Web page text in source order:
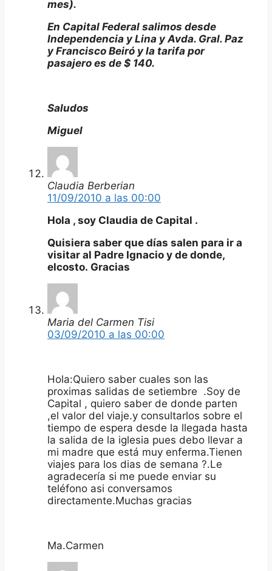
mes).
En Capital Federal salimos desde
Independencia y Lina y Avda. Gral. Paz
y Francisco Beiró y la tarifa por
pasajero es de $ 140.
Saludos
Miguel
Claudia Berberian
11/09/2010 a las 00:00
Hola , soy Claudia de Capital .
Quisiera saber que días salen para ir a
visitar al Padre Ignacio y de donde,
elcosto. Gracias
Maria del Carmen Tisi
03/09/2010 a las 00:00
Hola:Quiero saber cuales son las
proximas salidas de setiembre .Soy de
Capital , quiero saber de donde parten
,el valor del viaje.y consultarlos sobre el
tiempo de espera desde la llegada hasta
la salida de la iglesia pues debo llevar a
mi madre que está muy enferma.Tienen
viajes para los dias de semana ?.Le
agradecería si me puede enviar su
teléfono asi conversamos
directamente.Muchas gracias
Ma.Carmen